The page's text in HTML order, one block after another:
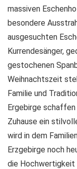
massiven
besondere
ausgesuchten
Kurrendesänger,
gestochenen
Weihnachtszeit
Familie und
Ergebirge schaffen
Zuhause ein
wird in dem
Erzgebirge noch
die Hochwertigkeit